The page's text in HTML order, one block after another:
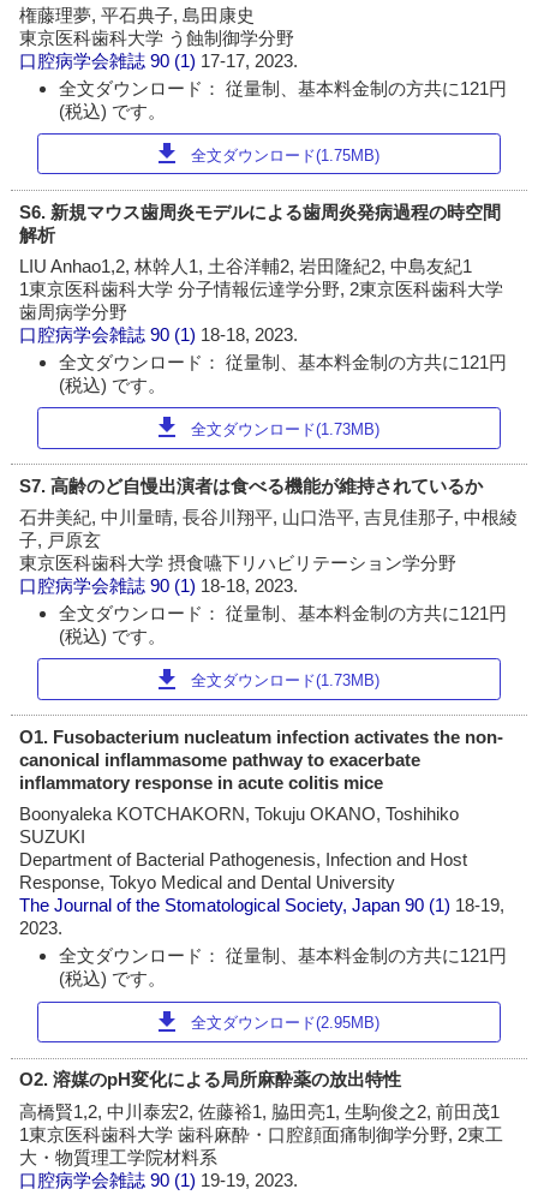
権藤理夢, 平石典子, 島田康史
東京医科歯科大学 う蝕制御学分野
口腔病学会雑誌 90 (1) 17-17, 2023.
全文ダウンロード： 従量制、基本料金制の方共に121円
(税込) です。
download 全文ダウンロード(1.75MB)
S6. 新規マウス歯周炎モデルによる歯周炎発病過程の時空間
解析
LIU Anhao1,2, 林幹人1, 土谷洋輔2, 岩田隆紀2, 中島友紀1
1東京医科歯科大学 分子情報伝達学分野, 2東京医科歯科大学
歯周病学分野
口腔病学会雑誌 90 (1) 18-18, 2023.
全文ダウンロード： 従量制、基本料金制の方共に121円
(税込) です。
download 全文ダウンロード(1.73MB)
S7. 高齢のど自慢出演者は食べる機能が維持されているか
石井美紀, 中川量晴, 長谷川翔平, 山口浩平, 吉見佳那子, 中根綾
子, 戸原玄
東京医科歯科大学 摂食嚥下リハビリテーション学分野
口腔病学会雑誌 90 (1) 18-18, 2023.
全文ダウンロード： 従量制、基本料金制の方共に121円
(税込) です。
download 全文ダウンロード(1.73MB)
O1. Fusobacterium nucleatum infection activates the non-
canonical inflammasome pathway to exacerbate
inflammatory response in acute colitis mice
Boonyaleka KOTCHAKORN, Tokuju OKANO, Toshihiko
SUZUKI
Department of Bacterial Pathogenesis, Infection and Host
Response, Tokyo Medical and Dental University
The Journal of the Stomatological Society, Japan 90 (1) 18-19,
2023.
全文ダウンロード： 従量制、基本料金制の方共に121円
(税込) です。
download 全文ダウンロード(2.95MB)
O2. 溶媒のpH変化による局所麻酔薬の放出特性
高橋賢1,2, 中川泰宏2, 佐藤裕1, 脇田亮1, 生駒俊之2, 前田茂1
1東京医科歯科大学 歯科麻酔・口腔顔面痛制御学分野, 2東工
大・物質理工学院材料系
口腔病学会雑誌 90 (1) 19-19, 2023.